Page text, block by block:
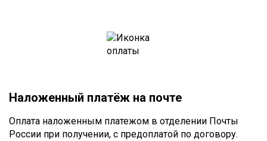
Наложенный платёж на почте
Оплата наложенным платежом в отделении Почты
России при получении, с предоплатой по договору.